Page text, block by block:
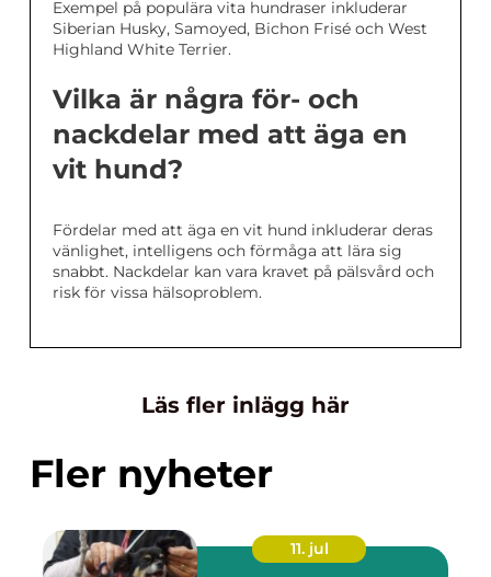
Exempel på populära vita hundraser inkluderar
Siberian Husky, Samoyed, Bichon Frisé och West
Highland White Terrier.
Vilka är några för- och
nackdelar med att äga en
vit hund?
Fördelar med att äga en vit hund inkluderar deras
vänlighet, intelligens och förmåga att lära sig
snabbt. Nackdelar kan vara kravet på pälsvård och
risk för vissa hälsoproblem.
Läs fler inlägg här
Fler nyheter
11. jul